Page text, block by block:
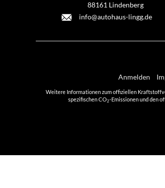
88161 Lindenberg
info@autohaus-lingg.de
Anmelden
Weitere Informationen zum offiziellen
spezifischen CO2-Emissionen und den